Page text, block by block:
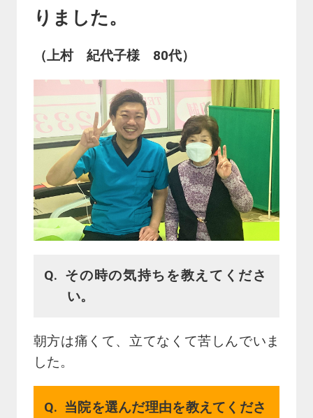
りました。
（上村 紀代子様 80代）
その時の気持ちを教えてくださ
い。
朝方は痛くて、立てなくて苦しんでいま
した。
当院を選んだ理由を教えてくださ